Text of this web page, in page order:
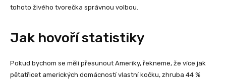
tohoto živého tvorečka správnou volbou.
Jak hovoří statistiky
Pokud bychom se měli přesunout Ameriky, řekneme, že více jak
pětatřicet amerických domácností vlastní kočku, zhruba 44 %